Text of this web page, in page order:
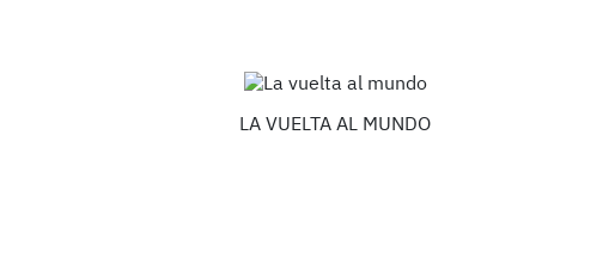
LA VUELTA AL MUNDO